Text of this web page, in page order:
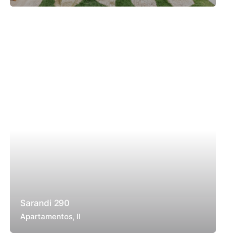
Sarandi 290
Apartamentos II